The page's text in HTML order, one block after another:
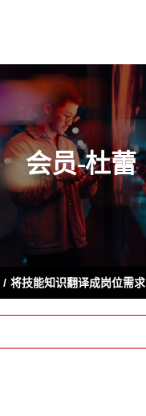
会员-杜蕾
将技能知识翻译成岗位需求